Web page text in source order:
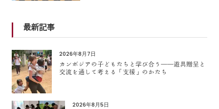
最新記事
2026年8月7日
カンボジアの子どもたちと学び合う――遊具贈呈と
交流を通して考える「支援」のかたち
2026年8月5日